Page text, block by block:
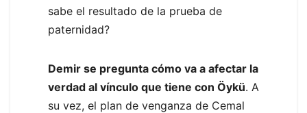
sabe el resultado de la prueba de
paternidad?
Demir se pregunta cómo va a afectar la
verdad al vínculo que tiene con Öykü. A
su vez, el plan de venganza de Cemal